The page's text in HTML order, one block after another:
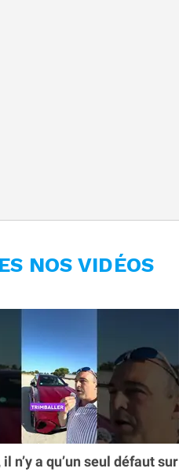
NOS VIDÉOS
n’y a qu’un seul défaut sur